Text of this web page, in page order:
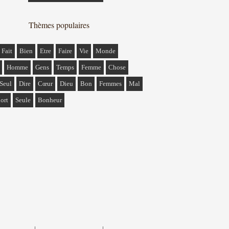
Thèmes populaires
Fait Bien Etre Faire Vie Monde
Homme Gens Temps Femme Chose
Seul Dire Cœur Dieu Bon Femmes Mal
Seule Bonheur